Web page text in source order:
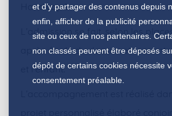
Handicapées .
L’admission se fait, selon les
après étude du dossier et
et l’enfant.
et d’y partager des contenus depuis
enfin, afficher de la publicité
site ou ceux de nos partenaires.
non classés peuvent être déposés
dépôt de certains cookies nécessite
consentement préalable.